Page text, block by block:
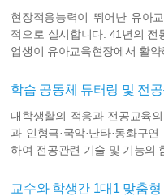
현장적응능력이 뛰어난 유아
적으로 실시합니다. 41년의
업생이 유아교육현장에서 활약
학습 공동체 튜터링 및 전
대학생활의 적응과 전공교육
과 인형극·국악·난타·동화구
하여 전공관련 기술 및 기능의
교수와 학생간 1대1 맞춤형